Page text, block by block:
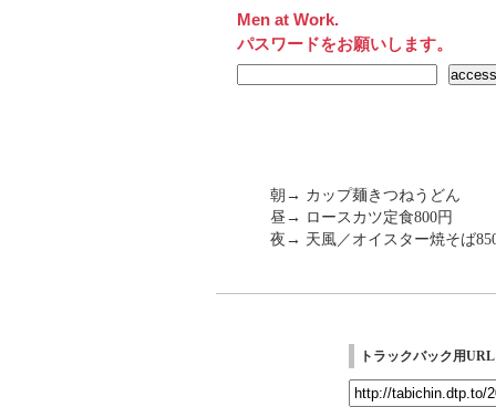
Men at Work.
パスワードをお願いします。
朝→ カップ麺きつねうどん
昼→ ロースカツ定食800円
夜→ 天風／オイスター焼そば
トラックバック用URL